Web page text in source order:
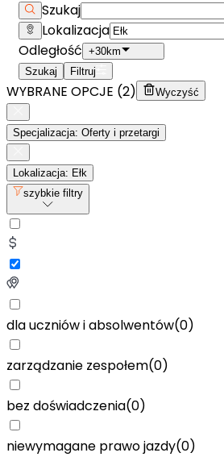
Szukaj
Lokalizacja
Odległość +30km
Szukaj
Filtruj
WYBRANE OPCJE (2) Wyczyść
Specjalizacja: Oferty i przetargi
Lokalizacja: Ełk
szybkie filtry
dla uczniów i absolwentów(0)
zarządzanie zespołem(0)
bez doświadczenia(0)
niewymagane prawo jazdy(0)